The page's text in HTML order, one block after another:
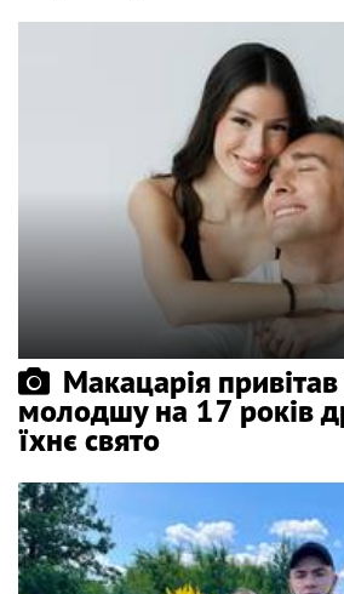
Макацарія привітав
молодшу на 17 років
їхнє свято